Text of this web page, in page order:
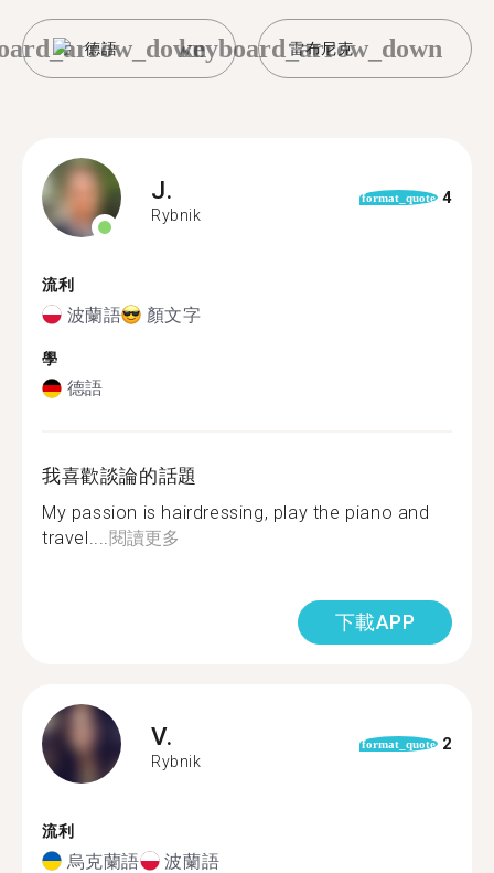
德語 雷布尼克
keyboard_arrow_down
J.
Rybnik
format_quote 4
流利
波蘭語 顏文字
學
德語
我喜歡談論的話題
My passion is hairdressing, play the piano and
travel....閱讀更多
下載APP
V.
Rybnik
format_quote 2
流利
烏克蘭語 波蘭語